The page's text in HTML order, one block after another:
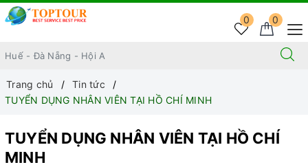
0
0
Trang chủ
Tin tức
TUYỂN DỤNG NHÂN VIÊN TẠI HỒ CHÍ MINH
TUYỂN DỤNG NHÂN VIÊN TẠI HỒ CHÍ
MINH